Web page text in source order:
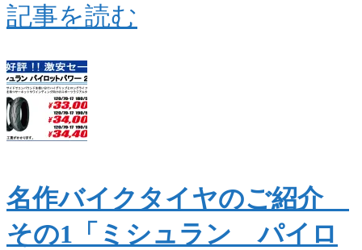
記事を読む
名作バイクタイヤのご紹介
その1「ミシュラン パイロ